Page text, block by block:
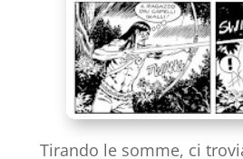
Tirando le somme, ci